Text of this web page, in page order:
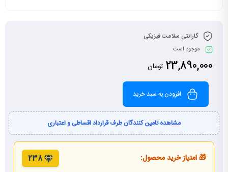
گارانتی سلامت فیزیکی
موجود است
23,890,000 تومان
افزودن به سبد خرید
مشاهده تامین کنندگان طرف قرارداد اقساطی و اعتباری
🎁 امتیاز خرید محصول: 238